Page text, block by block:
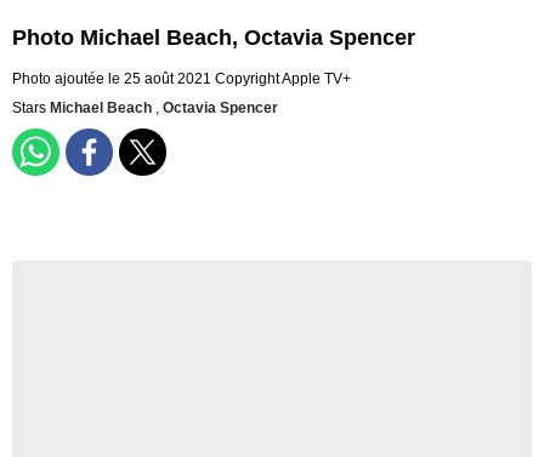
Photo Michael Beach, Octavia Spencer
Photo ajoutée le 25 août 2021 Copyright Apple TV+
Stars Michael Beach , Octavia Spencer